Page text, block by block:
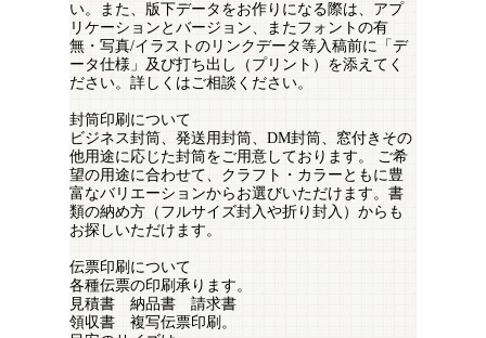
い。また、版下データをお作りになる際は、アプ
リケーションとバージョン、またフォントの有
無・写真/イラストのリンクデータ等入稿前に「デ
ータ仕様」及び打ち出し（プリント）を添えてく
ださい。詳しくはご相談ください。
封筒印刷について
ビジネス封筒、発送用封筒、DM封筒、窓付きその
他用途に応じた封筒をご用意しております。 ご希
望の用途に合わせて、クラフト・カラーともに豊
富なバリエーションからお選びいただけます。書
類の納め方（フルサイズ封入や折り封入）からも
お探しいただけます。
伝票印刷について
各種伝票の印刷承ります。
見積書 納品書 請求書
領収書 複写伝票印刷。